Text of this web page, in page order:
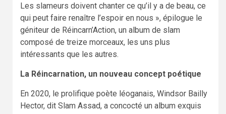
Les slameurs doivent chanter ce qu’il y a de beau, ce
qui peut faire renaître l’espoir en nous », épilogue le
géniteur de Réincarn’Action, un album de slam
composé de treize morceaux, les uns plus
intéressants que les autres.
La Réincarnation, un nouveau concept poétique
En 2020, le prolifique poète léoganais, Windsor Bailly
Hector, dit Slam Assad, a concocté un album exquis